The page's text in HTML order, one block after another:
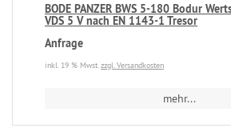
BODE PANZER BWS 5-180 Bodur
VDS 5 V nach EN 1143-1 Tresor
Anfrage
inkl. 19 % Mwst.zzgl. Versandkosten
mehr...